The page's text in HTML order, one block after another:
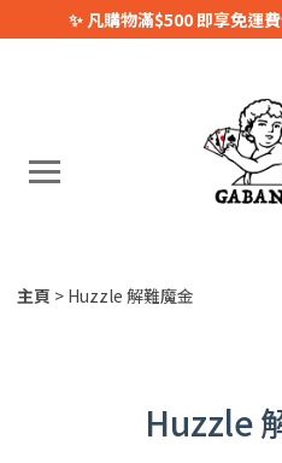
✨ 凡購物滿$500 即享免運
主頁 Huzzle 解難魔金
Huzzle